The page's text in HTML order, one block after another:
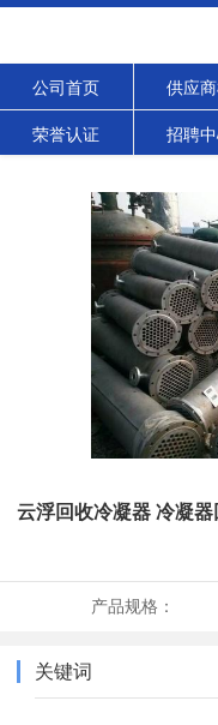
公司首页 供应
荣誉认证 招聘
云浮回收冷凝器 冷凝
产品规格：
关键词